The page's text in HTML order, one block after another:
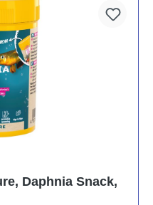
Daphnia Snack,